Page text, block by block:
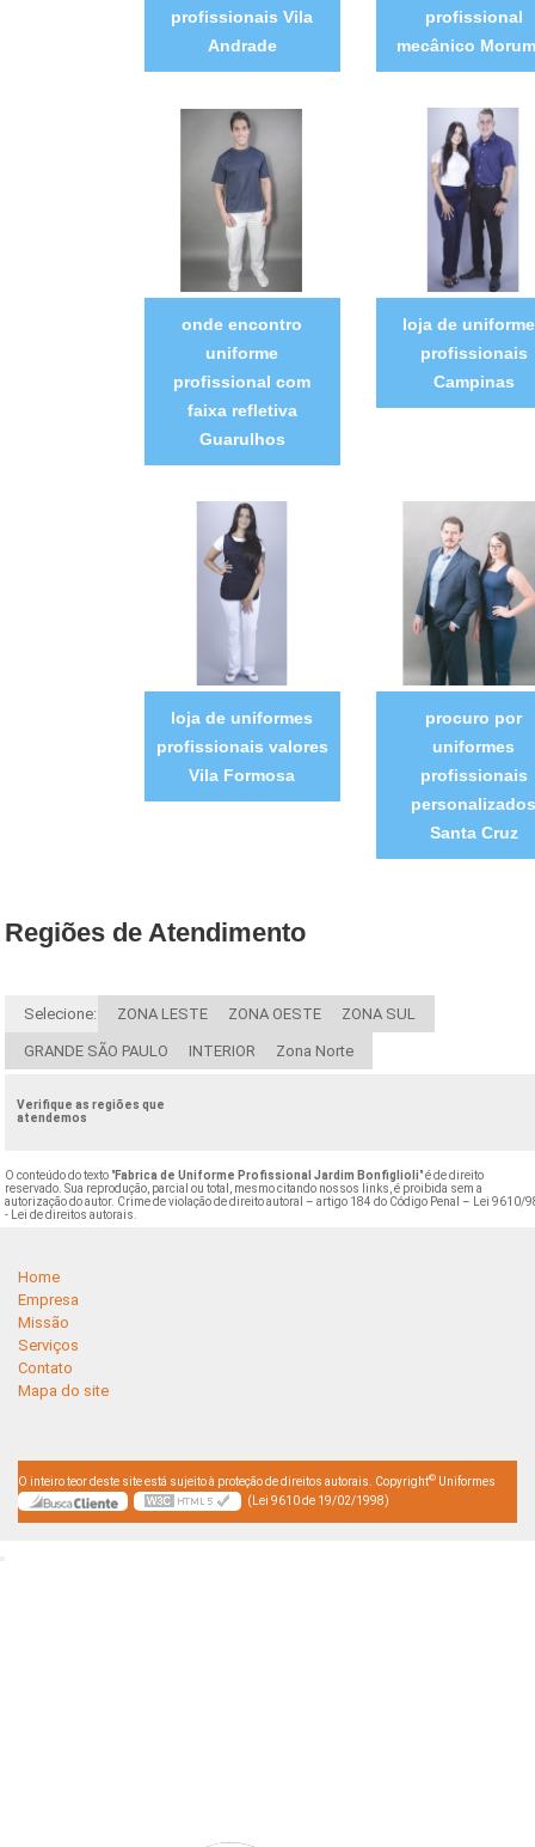
profissionais Vila
Andrade
profissional
mecânico
onde encontro
uniforme
profissional com
faixa refletiva
Guarulhos
loja de
profissionais
Campinas
loja de uniformes
profissionais valores
Vila Formosa
procuro por
uniformes
profissionais
personalizados
Santa Cruz
Regiões de Atendimento
Selecione: ZONA LESTE ZONA OESTE ZONA SUL
GRANDE SÃO PAULO INTERIOR Zona Norte
Verifique as regiões que
atendemos
O conteúdo do texto "Fabrica de Uniforme Profissional Jardim Bonfiglioli" é de direito
reservado. Sua reprodução, parcial ou total, mesmo citando nossos links, é proibida sem a
autorização do autor. Crime de violação de direito autoral – artigo 184 do Código Penal –
Lei 9610/
- Lei de direitos autorais
Home
Empresa
Missão
Serviços
Contato
Mapa do site
O inteiro teor deste site está sujeito à proteção de direitos autorais. Copyright© Uniformes
(Lei 9610 de 19/02/1998)